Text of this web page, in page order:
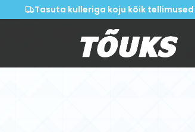
Tasuta kulleriga koju kõik tellimused